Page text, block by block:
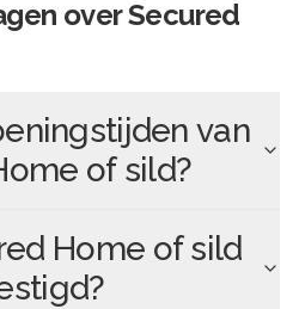
overSecured
van
of sild?
Home of sild